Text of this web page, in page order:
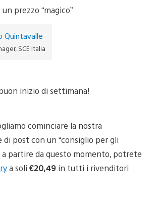
Quintavalle
SCE Italia
inizio di settimana!
cominciare la nostra
di post con un “consiglio per gli
partire da questo momento, potrete
a soli €20,49 in tutti i rivenditori